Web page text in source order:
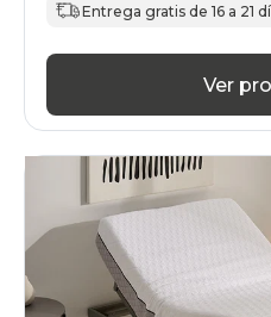
Entrega gratis de 16 a 21
Ver